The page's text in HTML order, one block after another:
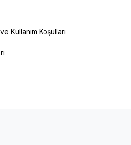
Kullanım Koşulları